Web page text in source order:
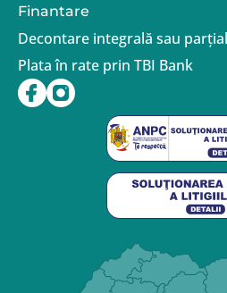
Finantare
Decontare integrală sau
Plata în rate prin TBI Bank